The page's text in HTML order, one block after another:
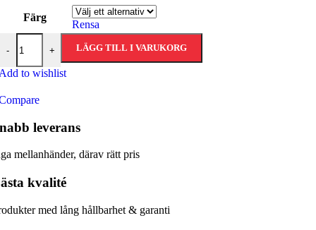
264 kr
till
3
277 kr
Färg
Rensa
-
Old England mängd
+ LÄGG TILL I VARUKORG
to wishlist
leverans​
mellanhänder, därav rätt pris
kvalité
med lång hållbarhet & garanti